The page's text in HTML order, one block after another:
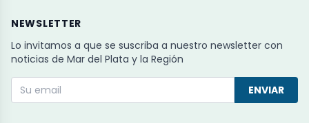
NEWSLETTER
Lo invitamos a que se suscriba a nuestro newsletter con
noticias de Mar del Plata y la Región
ENVIAR